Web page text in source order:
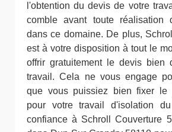
l'obtention du devis de votre
comble avant toute réalisation
dans ce domaine. De plus,
est à votre disposition à tout le
offrir gratuitement le devis bien
travail. Cela ne vous engage
que vous puissiez bien fixer le
pour votre travail d'isolation
confiance à Schroll Couverture